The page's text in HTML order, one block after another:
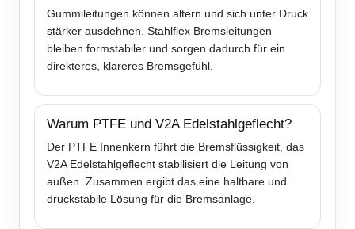
Gummileitungen können altern und sich unter Druck
stärker ausdehnen. Stahlflex Bremsleitungen
bleiben formstabiler und sorgen dadurch für ein
direkteres, klareres Bremsgefühl.
Warum PTFE und V2A Edelstahlgeflecht?
Der PTFE Innenkern führt die Bremsflüssigkeit, das
V2A Edelstahlgeflecht stabilisiert die Leitung von
außen. Zusammen ergibt das eine haltbare und
druckstabile Lösung für die Bremsanlage.